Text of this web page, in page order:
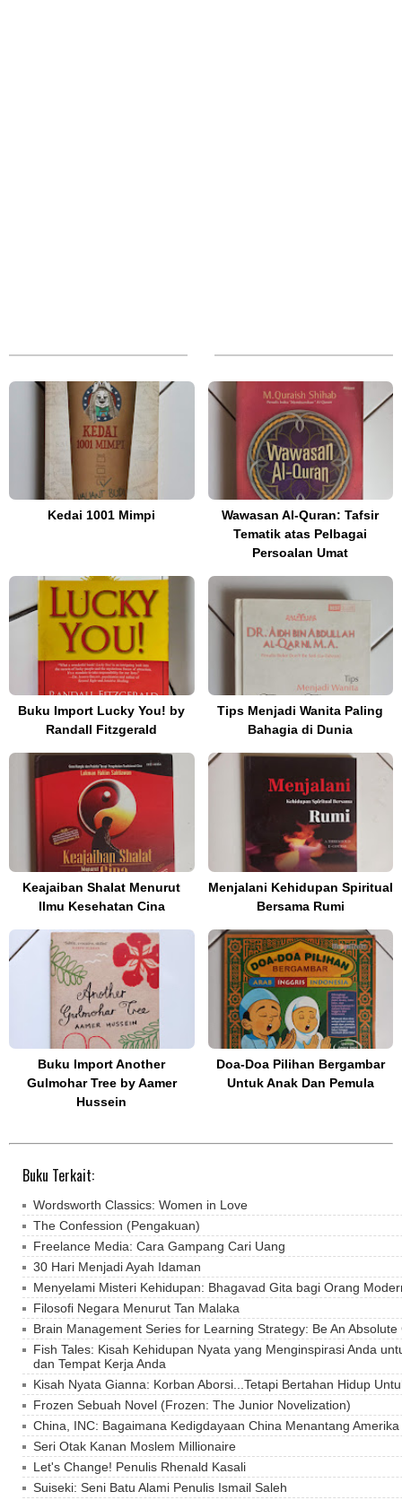
Kedai 1001 Mimpi
Wawasan Al-Quran: Tafsir
Tematik atas Pelbagai
Persoalan Umat
Buku Import Lucky You! by
Randall Fitzgerald
Tips Menjadi Wanita Paling
Bahagia di Dunia
Keajaiban Shalat Menurut
Ilmu Kesehatan Cina
Menjalani Kehidupan Spiritual
Bersama Rumi
Buku Import Another
Gulmohar Tree by Aamer
Hussein
Doa-Doa Pilihan Bergambar
Untuk Anak Dan Pemula
Buku Terkait:
Wordsworth Classics: Women in Love
The Confession (Pengakuan)
Freelance Media: Cara Gampang Cari Uang
30 Hari Menjadi Ayah Idaman
Menyelami Misteri Kehidupan: Bhagavad Gita bagi Orang
Filosofi Negara Menurut Tan Malaka
Brain Management Series for Learning Strategy: Be An Absolute
Fish Tales: Kisah Kehidupan Nyata yang Menginspirasi Anda
dan Tempat Kerja Anda
Kisah Nyata Gianna: Korban Aborsi...Tetapi Bertahan Hidup
Frozen Sebuah Novel (Frozen: The Junior Novelization)
China, INC: Bagaimana Kedigdayaan China Menantang
Seri Otak Kanan Moslem Millionaire
Let's Change! Penulis Rhenald Kasali
Suiseki: Seni Batu Alami Penulis Ismail Saleh